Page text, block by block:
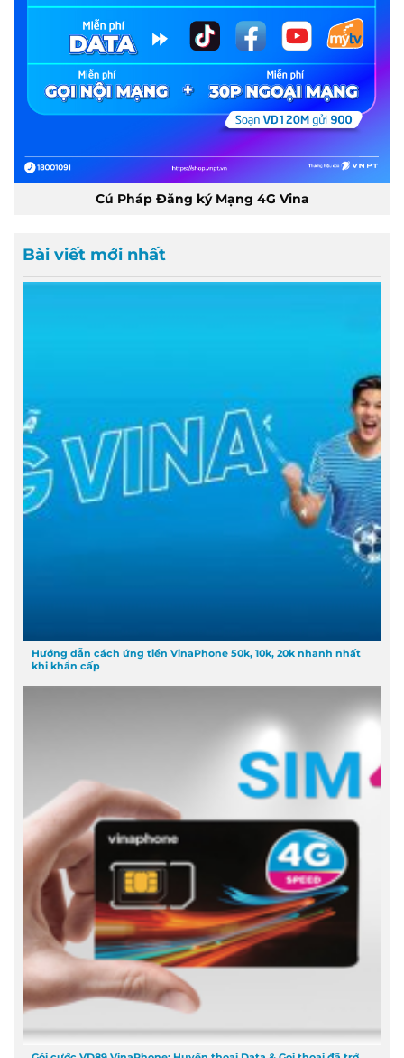
Cú Pháp Đăng ký Mạng 4G Vina
Bài viết mới nhất
Hướng dẫn cách ứng tiền VinaPhone 50k, 10k, 20k nhanh nhất
khi khẩn cấp